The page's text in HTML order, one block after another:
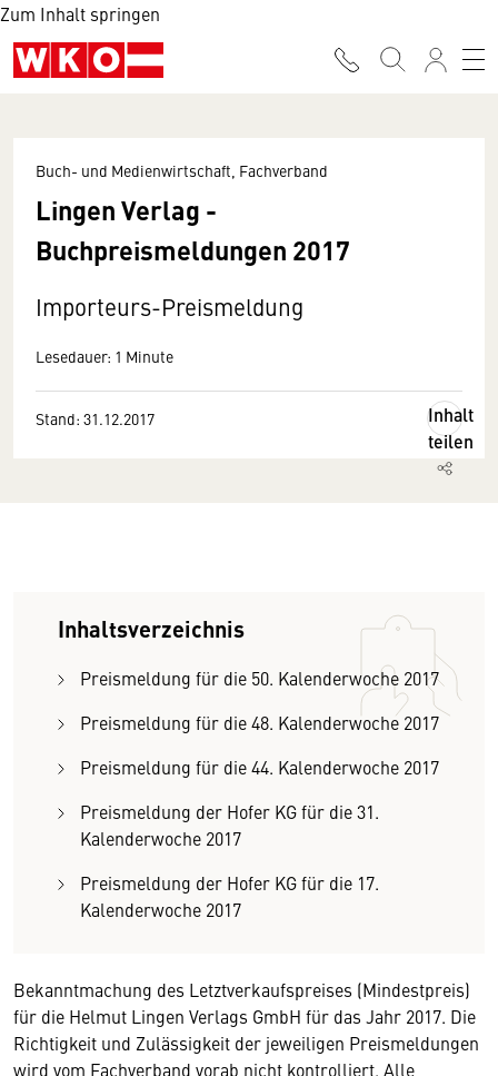
Zum Inhalt springen
Buch- und Medienwirtschaft, Fachverband
Lingen Verlag -
Buchpreismeldungen 2017
Importeurs-Preismeldung
Lesedauer: 1 Minute
Stand: 31.12.2017
Inhalt
teilen
Inhaltsverzeichnis
Preismeldung für die 50. Kalenderwoche 2017
Preismeldung für die 48. Kalenderwoche 2017
Preismeldung für die 44. Kalenderwoche 2017
Preismeldung der Hofer KG für die 31.
Kalenderwoche 2017
Preismeldung der Hofer KG für die 17.
Kalenderwoche 2017
Bekanntmachung des Letztverkaufspreises (Mindestpreis)
für die Helmut Lingen Verlags GmbH für das Jahr 2017. Die
Richtigkeit und Zulässigkeit der jeweiligen Preismeldungen
wird vom Fachverband vorab nicht kontrolliert. Alle